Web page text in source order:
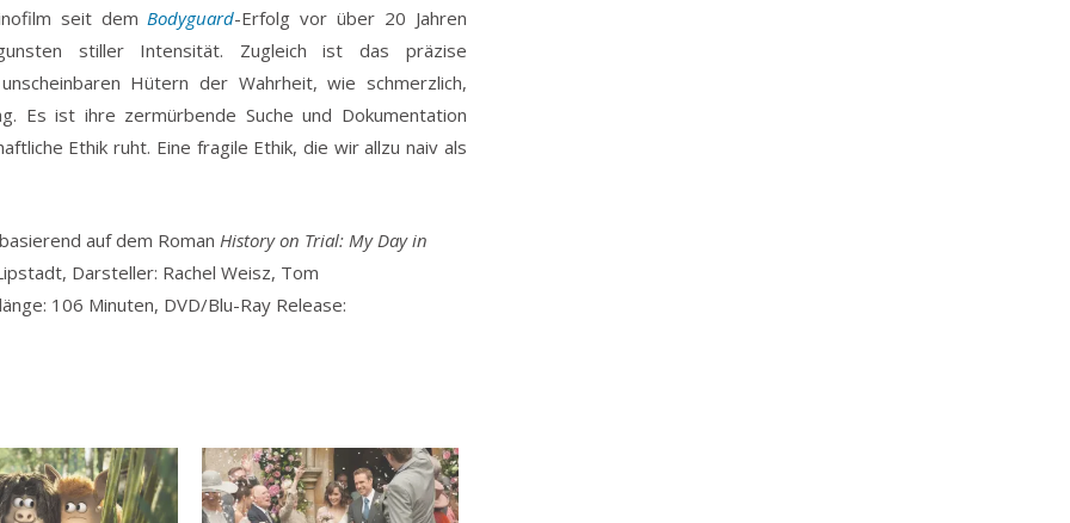
seit demBodyguard-Erfolg vor über 20 Jahren
stiller Intensität. Zugleich ist das präzise
Hütern der Wahrheit, wie schmerzlich,
Es ist ihre zermürbende Suche und Dokumentation
Ethik ruht. Eine fragile Ethik, die wir allzu naiv als
auf dem Roman History on Trial: My Day in
Darsteller: Rachel Weisz, Tom
106 Minuten, DVD/Blu-Ray Release: